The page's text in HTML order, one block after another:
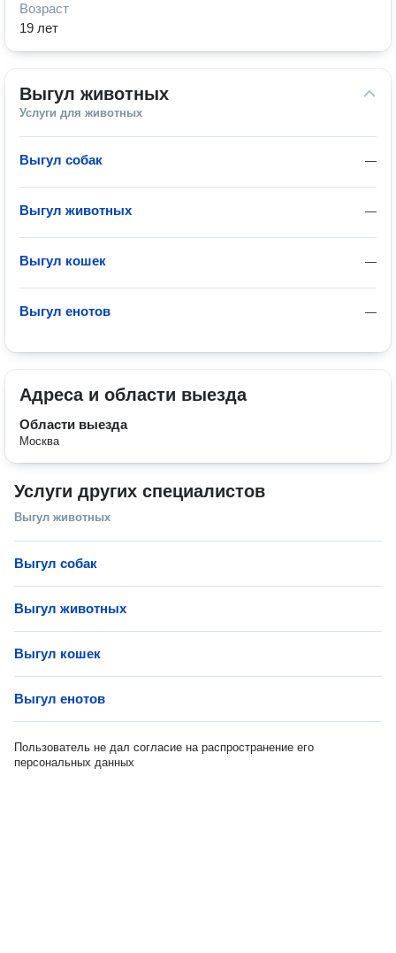
Возраст
19 лет
Выгул животных
Услуги для животных
—
Выгул собак
—
Выгул животных
—
Выгул кошек
—
Выгул енотов
Адреса и области выезда
Области выезда
Москва
Услуги других специалистов
Выгул животных
Выгул собак
Выгул животных
Выгул кошек
Выгул енотов
Пользователь не дал согласие на распространение его
персональных данных